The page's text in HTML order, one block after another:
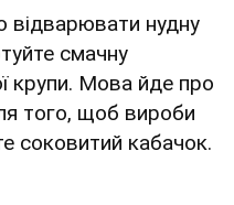
відварювати нудну
смачну
крупи. Мова йде про
того, щоб вироби
соковитий кабачок.